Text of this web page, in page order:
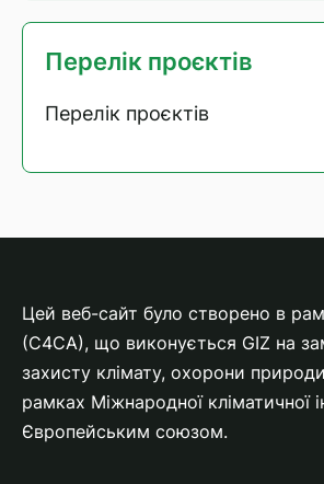
Перелік проєктів
Перелік проєктів
Цей веб-сайт було створено в
(C4CA), що виконується GIZ на
захисту клімату, охорони
рамках Міжнародної кліматичної
Європейським союзом.